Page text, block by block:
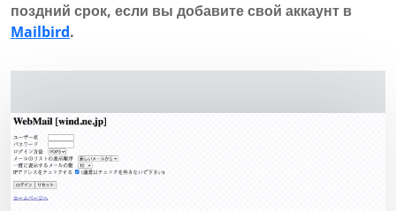
поздний срок, если вы добавите свой аккаунт в
Mailbird.